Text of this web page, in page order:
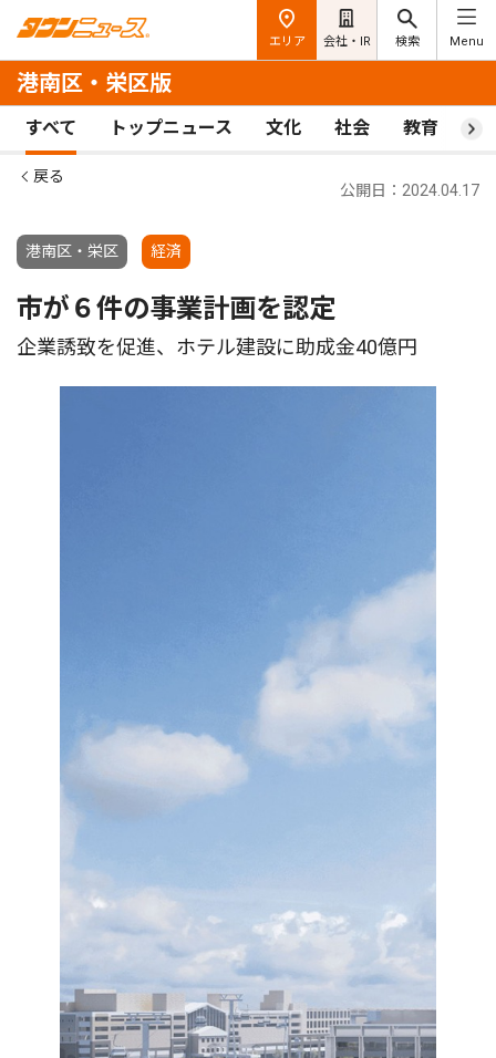
エリア 会社・IR 検索 Menu
港南区・栄区版
すべて トップニュース 文化 社会 教育 ス
戻る
港南区・栄区 経済
公開日：2024.04.17
市が６件の事業計画を認定
企業誘致を促進、ホテル建設に助成金40億円